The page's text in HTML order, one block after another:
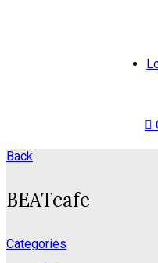
Back
BEATcafe
Categories